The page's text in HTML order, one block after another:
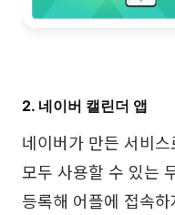
2. 네이버 캘린더 앱
네이버가 만든 서비
모두 사용할 수 있는
등록해 어플에 접속